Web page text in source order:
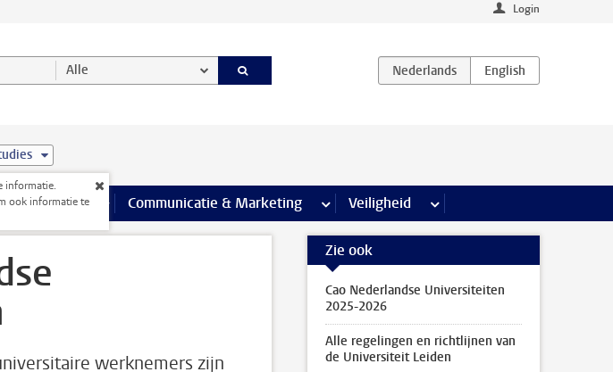
Login
Alle
informatie.
ook informatie te
Onderwijs pagina’s
Onderzoek meer Onderzoek pagina’s
Communicatie & Marketing meer Communicatie & Marketing pagina’s
Veiligheid meer Veiligheid pagina’s
werknemers zijn
Zie ook
Cao Nederlandse Universiteiten
2025-2026
Alle regelingen en richtlijnen van
de Universiteit Leiden